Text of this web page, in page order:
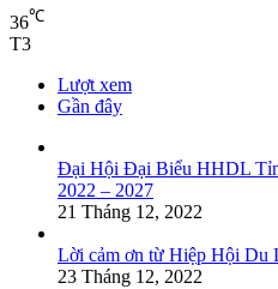
36℃
T3
Lượt xem
Gần đây
Đại Hội Đại Biểu HHDL
2022 – 2027
21 Tháng 12, 2022
Lời cảm ơn từ Hiệp Hội Du
23 Tháng 12, 2022